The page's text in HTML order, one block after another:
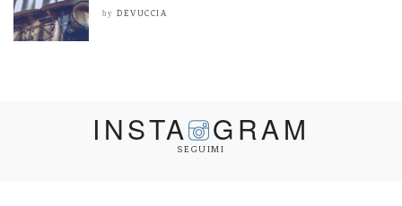
by DEVUCCIA
INSTA GRAM
SEGUIMI